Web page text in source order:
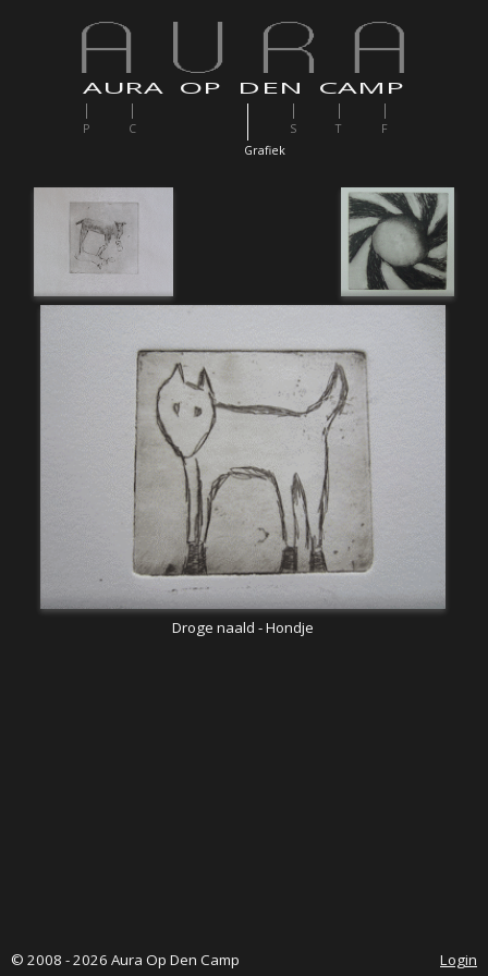
AURA OP DEN CAMP
P
C
Grafiek
S T F
Droge naald - Hondje
© 2008 - 2026 Aura Op Den Camp Login